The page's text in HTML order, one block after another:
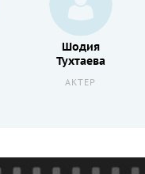
Шодия
Тухтаева
АКТЕР